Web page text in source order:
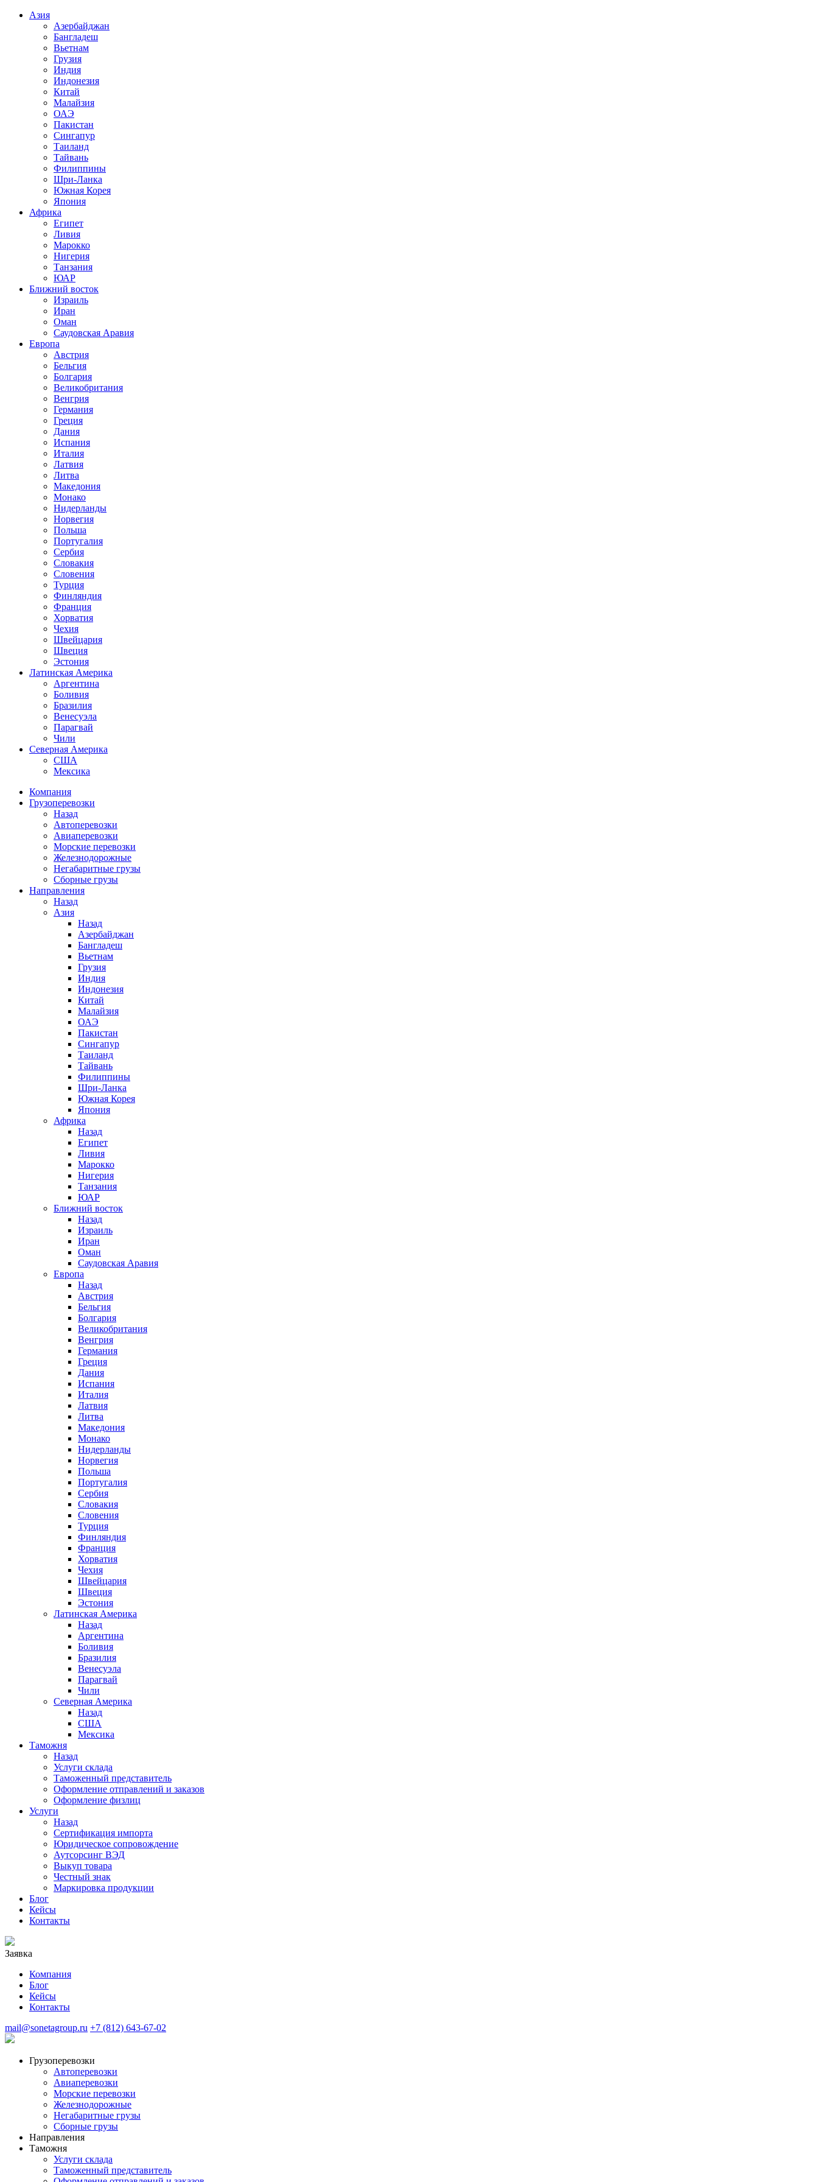
Азия
Азербайджан
Бангладеш
Вьетнам
Грузия
Индия
Индонезия
Китай
Малайзия
ОАЭ
Пакистан
Сингапур
Таиланд
Тайвань
Филиппины
Шри-Ланка
Южная Корея
Япония
Африка
Египет
Ливия
Марокко
Нигерия
Танзания
ЮАР
Ближний восток
Израиль
Иран
Оман
Саудовская Аравия
Европа
Австрия
Бельгия
Болгария
Великобритания
Венгрия
Германия
Греция
Дания
Испания
Италия
Латвия
Литва
Македония
Монако
Нидерланды
Норвегия
Польша
Португалия
Сербия
Словакия
Словения
Турция
Финляндия
Франция
Хорватия
Чехия
Швейцария
Швеция
Эстония
Латинская Америка
Аргентина
Боливия
Бразилия
Венесуэла
Парагвай
Чили
Северная Америка
США
Мексика
Компания
Грузоперевозки
Назад
Автоперевозки
Авиаперевозки
Морские перевозки
Железнодорожные
Негабаритные грузы
Сборные грузы
Направления
Назад
Азия
Назад
Азербайджан
Бангладеш
Вьетнам
Грузия
Индия
Индонезия
Китай
Малайзия
ОАЭ
Пакистан
Сингапур
Таиланд
Тайвань
Филиппины
Шри-Ланка
Южная Корея
Япония
Африка
Назад
Египет
Ливия
Марокко
Нигерия
Танзания
ЮАР
Ближний восток
Назад
Израиль
Иран
Оман
Саудовская Аравия
Европа
Назад
Австрия
Бельгия
Болгария
Великобритания
Венгрия
Германия
Греция
Дания
Испания
Италия
Латвия
Литва
Македония
Монако
Нидерланды
Норвегия
Польша
Португалия
Сербия
Словакия
Словения
Турция
Финляндия
Франция
Хорватия
Чехия
Швейцария
Швеция
Эстония
Латинская Америка
Назад
Аргентина
Боливия
Бразилия
Венесуэла
Парагвай
Чили
Северная Америка
Назад
США
Мексика
Таможня
Назад
Услуги склада
Таможенный представитель
Оформление отправлений и заказов
Оформление физлиц
Услуги
Назад
Сертификация импорта
Юридическое сопровождение
Аутсорсинг ВЭД
Выкуп товара
Честный знак
Маркировка продукции
Блог
Кейсы
Контакты
Заявка
Компания
Блог
Кейсы
Контакты
mail@sonetagroup.ru +7 (812) 643-67-02
Грузоперевозки
Автоперевозки
Авиаперевозки
Морские перевозки
Железнодорожные
Негабаритные грузы
Сборные грузы
Направления
Таможня
Услуги склада
Таможенный представитель